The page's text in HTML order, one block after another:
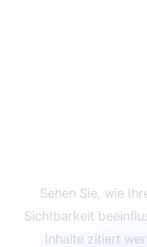
Sehen Sie, wie
Sichtbarkeit
Inhalte zitiert